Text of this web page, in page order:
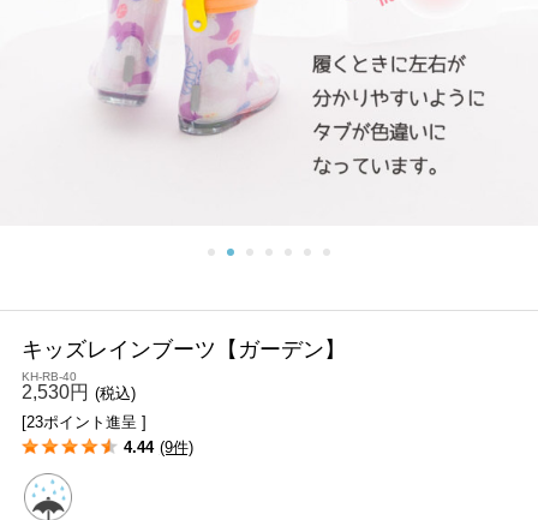
キッズレインブーツ【ガーデン】
KH-RB-40
2,530円 (税込)
[23ポイント進呈 ]
4.44 (9件)